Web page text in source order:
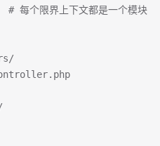
限界上下文都是一个模块